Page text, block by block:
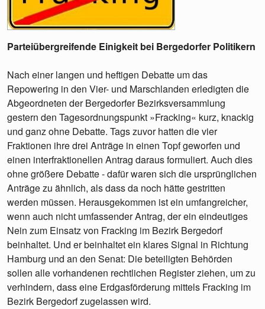
Parteiübergreifende Einigkeit bei Bergedorfer Politikern
Nach einer langen und heftigen Debatte um das
Repowering in den Vier- und Marschlanden erledigten die
Abgeordneten der Bergedorfer Bezirksversammlung
gestern den Tagesordnungspunkt »Fracking« kurz, knackig
und ganz ohne Debatte. Tags zuvor hatten die vier
Fraktionen ihre drei Anträge in einen Topf geworfen und
einen interfraktionellen Antrag daraus formuliert. Auch dies
ohne größere Debatte - dafür waren sich die ursprünglichen
Anträge zu ähnlich, als dass da noch hätte gestritten
werden müssen. Herausgekommen ist ein umfangreicher,
wenn auch nicht umfassender Antrag, der ein eindeutiges
Nein zum Einsatz von Fracking im Bezirk Bergedorf
beinhaltet. Und er beinhaltet ein klares Signal in Richtung
Hamburg und an den Senat: Die beteiligten Behörden
sollen alle vorhandenen rechtlichen Register ziehen, um zu
verhindern, dass eine Erdgasförderung mittels Fracking im
Bezirk Bergedorf zugelassen wird.